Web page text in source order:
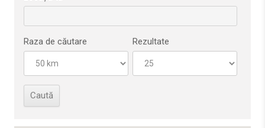
Raza de căutare Rezultate